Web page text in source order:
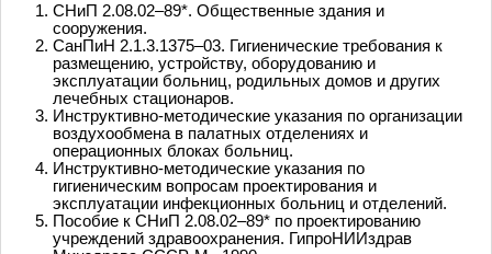
СНиП 2.08.02–89*. Общественные здания и
сооружения.
СанПиН 2.1.3.1375–03. Гигиенические требования к
размещению, устройству, оборудованию и
эксплуатации больниц, родильных домов и других
лечебных стационаров.
Инструктивно-методические указания по организации
воздухообмена в палатных отделениях и
операционных блоках больниц.
Инструктивно-методические указания по
гигиеническим вопросам проектирования и
эксплуатации инфекционных больниц и отделений.
Пособие к СНиП 2.08.02–89* по проектированию
учреждений здравоохранения. ГипроНИИздрав